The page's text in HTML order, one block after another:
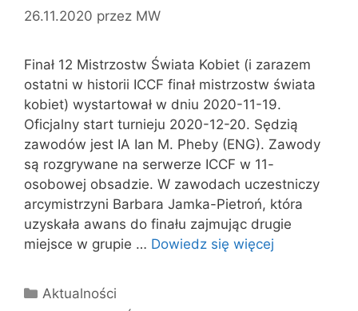
26.11.2020 przez MW
Finał 12 Mistrzostw Świata Kobiet (i zarazem
ostatni w historii ICCF finał mistrzostw świata
kobiet) wystartował w dniu 2020-11-19.
Oficjalny start turnieju 2020-12-20. Sędzią
zawodów jest IA Ian M. Pheby (ENG). Zawody
są rozgrywane na serwerze ICCF w 11-
osobowej obsadzie. W zawodach uczestniczy
arcymistrzyni Barbara Jamka-Pietroń, która
uzyskała awans do finału zajmując drugie
miejsce w grupie … Dowiedz się więcej
Kategorie
Aktualności